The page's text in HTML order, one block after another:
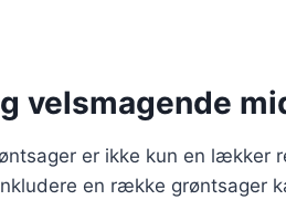
velsmagende
er ikke kun en lækker
en række grøntsager